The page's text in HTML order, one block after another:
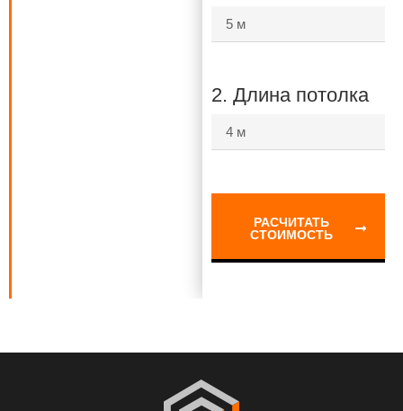
2. Длина потолка
РАСЧИТАТЬ
СТОИМОСТЬ